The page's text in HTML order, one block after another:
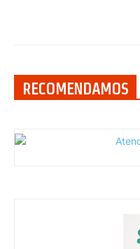
RECOMENDAMOS